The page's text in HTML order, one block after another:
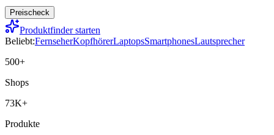
Preischeck
Produktfinder starten
Beliebt:FernseherKopfhörerLaptopsSmartphonesLautsprecher
500+
Shops
73K+
Produkte